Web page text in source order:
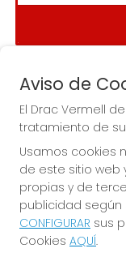
Imagen anterior
EL DRAC
¿Quiénes somos?
Comprar lotería
Aviso de
El Drac Vermell
tratamiento de
Usamos cookies
de este sitio web
propias y de
publicidad según
CONFIGURAR sus
Cookies AQUÍ.